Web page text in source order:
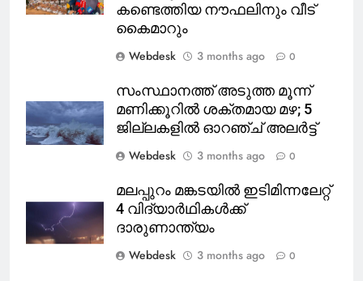
കണ്ടെത്തിയ നൗഫലിനും വീട്
കൈമാറും
Webdesk
3 months ago 0
സംസ്ഥാനത്ത് അടുത്ത മൂന്ന്
മണിക്കൂറിൽ ശക്തമായ മഴ; 5
ജില്ലകളിൽ ഓറഞ്ച് അലർട്ട്
Webdesk
3 months ago 0
മലപ്പുറം മങ്കടയിൽ ഇടിമിന്നലേറ്റ്
4 വിദ്യാർഥികൾക്ക്
ദാരുണാന്ത്യം
Webdesk
3 months ago 0